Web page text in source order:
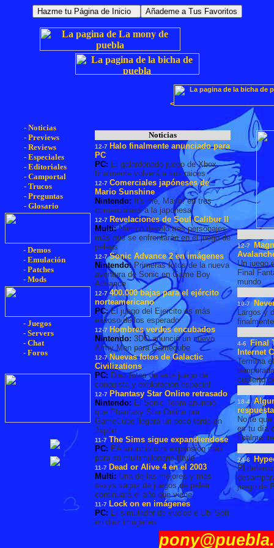
- Noticias
- Previews
- Reviews
- Especiales
- Editoriales
- Camportal
- Trucos
- Preguntas
- Glosario
- Demos
- Emulación
- Patches
- Mods
- Juegos
- Servers
- Chat
- Foros
<
Noticias
12-7 Halo finalmente anunciado para
PC
PC: El galardonado juego de Xbox
finalmente volverá a sus raices
12-7 Comerciales japóneses de
Mario Sunshine
Nintendo: It's me, Mario! en tres
comercialaes a la japonesa
12-7 Revelaciones de Soul Calibur II
Multi: Namco develó tres personajes
más que se enfrentarán en el juego de
peleas
12-7 Sonic Advance 2 en imágenes
Nintendo: Primeras fotos de la nueva
aventura de Sonic en Game Boy
Advance
12-7 400.000 bajas para el ejército
norteamericano
PC: El juego del Ejercito es más
exitoso de los esperado
12-7 Hombres verdes encubados
Nintendo: 3DO anunció un nuevo
Army Men para Gamecube
12-7 Nuevas fotos de Galactic
Civilizations
PC: Diez fotos de este juego de
conquista y exploración espacial
12-7 Phantasy Star Online retrasado
Nintendo: El Sonic Team anunció
que Phantasy Star Online pra
GameCube llegará un poco tarde en
Japón
11-7 The Sims sigue expandiendose
PC: EA anunció otra expansión más
para su multimillonario título
11-7 Dead or Alive 4 en el 2003
Multi: Una de las mejores y más
sexys sagas de juegos de pelea
continuará el año que viene
11-7 Lock on en imágenes
PC: El simulador de vuelod e Ubi Soft
en diez imágenes
12-7
Un juego
Final
mundo
10-7
Largos y
4-6
Final
Internet
Termina
cubierto
18-4
No te
es tu día
24-6
El
juego de